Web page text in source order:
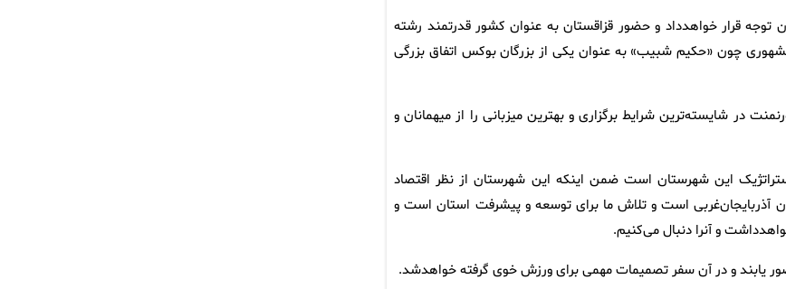
قرار خواهدداد و حضور قزاقستان به عنوان کشور قدرتمند رشته
چون «حکیم شبیب» به عنوان یکی از بزرگان بوکس اتفاق بزرگی
در شایسته‌ترین شرایط برگزاری و بهترین میزبانی را از میهمانان و
این شهرستان است ضمن اینکه این شهرستان از نظر اقتصاد
آذربایجان‌غربی است و تلاش ما برای توسعه و پیشرفت استان است و
و آنرا دنبال می‌کنیم.
یابند و در آن سفر تصمیمات مهمی برای ورزش خوی گرفته خواهدشد.